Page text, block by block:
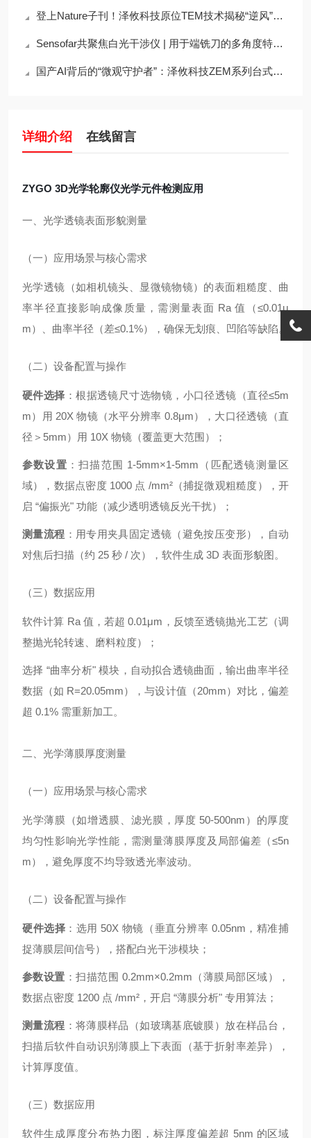
登上Nature子刊！泽攸科技原位TEM技术揭秘“逆风”原子迁移奇观
Sensofar共聚焦白光干涉仪 | 用于端铣刀的多角度特性描述
国产AI背后的“微观守护者”：泽攸科技ZEM系列台式扫描电镜
详细介绍 在线留言
ZYGO 3D光学轮廓仪光学元件检测应用
一、光学透镜表面形貌测量
（一）应用场景与核心需求
光学透镜（如相机镜头、显微镜物镜）的表面粗糙度、曲
率半径直接影响成像质量，需测量表面 Ra 值（≤0.01μ
m）、曲率半径（差≤0.1%），确保无划痕、凹陷等缺陷。
（二）设备配置与操作
硬件选择 ：根据透镜尺寸选物镜，小口径透镜（直径≤5m
m）用 20X 物镜（水平分辨率 0.8μm），大口径透镜（直
径＞5mm）用 10X 物镜（覆盖更大范围）；
参数设置 ：扫描范围 1-5mm×1-5mm（匹配透镜测量区
域），数据点密度 1000 点 /mm²（捕捉微观粗糙度），开
启 “偏振光" 功能（减少透明透镜反光干扰）；
测量流程 ：用专用夹具固定透镜（避免按压变形），自动
对焦后扫描（约 25 秒 / 次），软件生成 3D 表面形貌图。
（三）数据应用
软件计算 Ra 值，若超 0.01μm，反馈至透镜抛光工艺（调
整抛光轮转速、磨料粒度）；
选择 “曲率分析" 模块，自动拟合透镜曲面，输出曲率半径
数据（如 R=20.05mm），与设计值（20mm）对比，偏差
超 0.1% 需重新加工。
二、光学薄膜厚度测量
（一）应用场景与核心需求
光学薄膜（如增透膜、滤光膜，厚度 50-500nm）的厚度
均匀性影响光学性能，需测量薄膜厚度及局部偏差（≤5n
m），避免厚度不均导致透光率波动。
（二）设备配置与操作
硬件选择 ：选用 50X 物镜（垂直分辨率 0.05nm，精准捕
捉薄膜层间信号），搭配白光干涉模块；
参数设置 ：扫描范围 0.2mm×0.2mm（薄膜局部区域），
数据点密度 1200 点 /mm²，开启 “薄膜分析" 专用算法；
测量流程 ：将薄膜样品（如玻璃基底镀膜）放在样品台，
扫描后软件自动识别薄膜上下表面（基于折射率差异），
计算厚度值。
（三）数据应用
软件生成厚度分布热力图，标注厚度偏差超 5nm 的区域